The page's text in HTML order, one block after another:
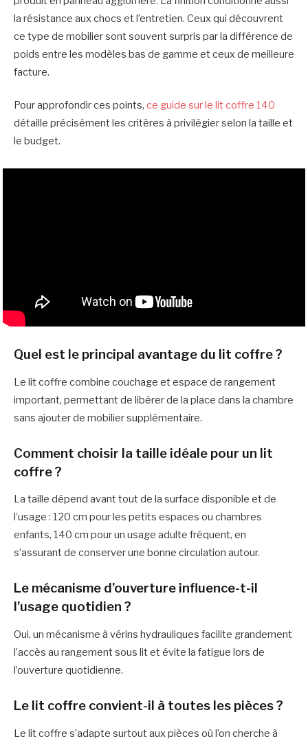
la résistance aux chocs et l’entretien. Ceux qui découvrent
ce type de mobilier sont souvent surpris par la différence de
poids entre les modèles bas de gamme et ceux de meilleure
facture.
Pour approfondir ces points, ce guide sur le lit coffre 140
détaille précisément les critères à privilégier selon la taille et
le budget.
Quel est le principal avantage du lit coffre ?
Le lit coffre combine couchage et espace de rangement
important, permettant de libérer de la place dans la chambre
sans ajouter de mobilier supplémentaire.
Comment choisir la taille idéale pour un lit
coffre ?
La taille dépend avant tout de la surface disponible et de
l’usage : 120 cm pour les petits espaces ou chambres
enfants, 140 cm pour un usage adulte fréquent, en
s’assurant de conserver une bonne circulation autour.
Le mécanisme d’ouverture influence-t-il
l’usage quotidien ?
Oui, un mécanisme à vérins hydrauliques facilite grandement
l’accès au rangement sous lit et évite la fatigue lors de
l’ouverture quotidienne.
Le lit coffre convient-il à toutes les pièces ?
Le lit coffre s’adapte surtout aux pièces où l’on cherche à